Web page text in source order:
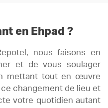
en Ehpad ?
nous faisons en
et de vous soulager
mettant tout en œuvre
changement de lieu et
votre quotidien autant